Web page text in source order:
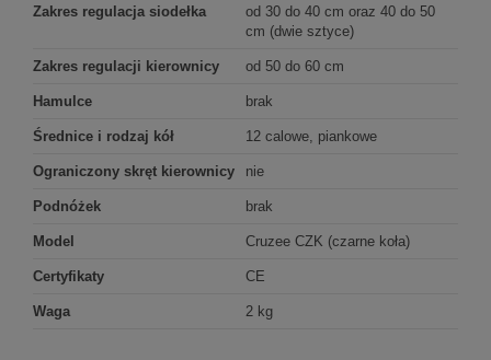
Zakres regulacja siodełka
od 30 do 40 cm oraz 40 do 50
cm (dwie sztyce)
Zakres regulacji kierownicy od 50 do 60 cm
Hamulce brak
Średnice i rodzaj kół 12 calowe, piankowe
Ograniczony skręt kierownicy nie
Podnóżek brak
Model Cruzee CZK (czarne koła)
Certyfikaty CE
Waga 2 kg